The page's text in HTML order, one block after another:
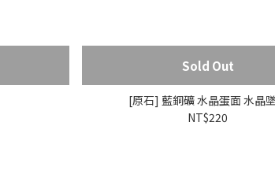
Sold Out
[原石] 藍銅礦 水晶蛋面 水晶
NT$220